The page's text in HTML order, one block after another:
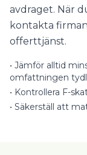
avdraget. När
kontakta
offerttjänst.
• Jämför alltid
omfattningen
• Kontrollera F-
• Säkerställ att